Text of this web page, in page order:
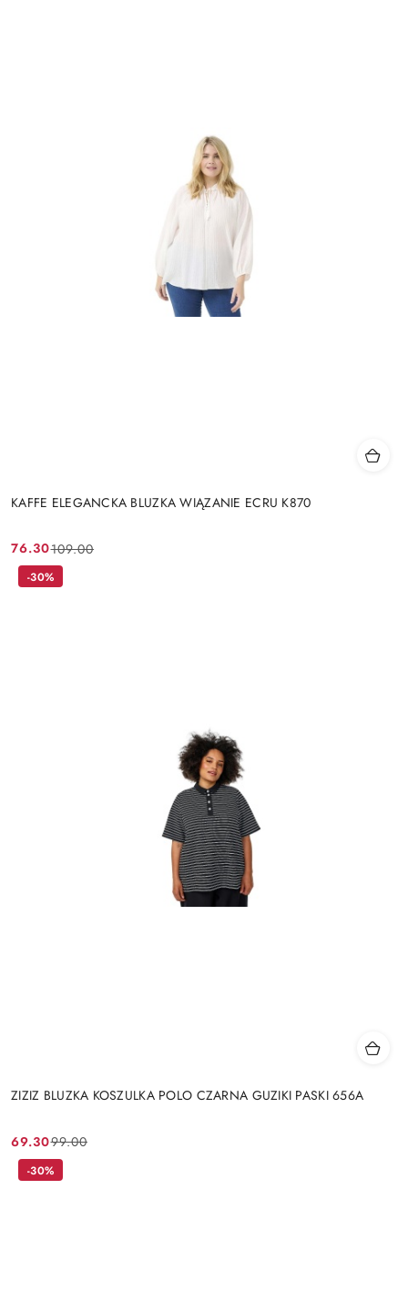
KAFFE ELEGANCKA BLUZKA WIĄZANIE ECRU K870
Cena
promocyjna:
76.30
Cena
przed
109.00
ZIZIZ BLUZKA KOSZULKA POLO CZARNA GUZIKI PASKI 656A
Cena
promocyjna:
69.30
Cena
przed
99.00
-30%
-30%